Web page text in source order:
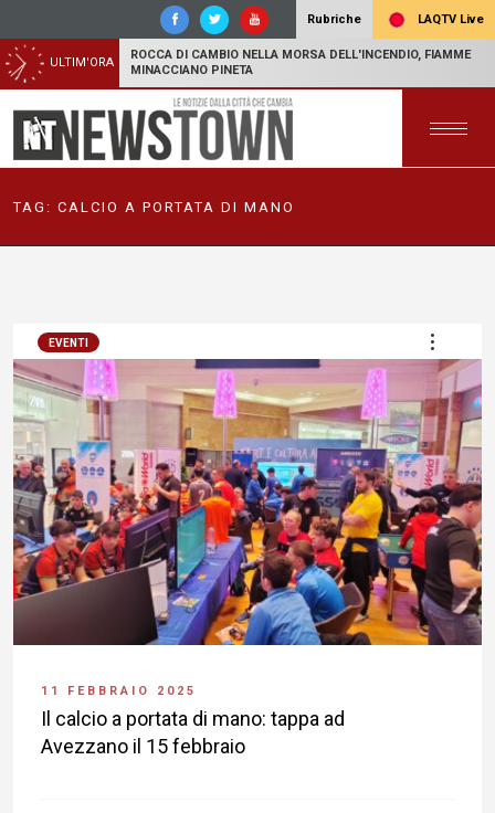
Rubriche LAQTV Live
ULTIM'ORA
ROCCA DI CAMBIO NELLA MORSA DELL'INCENDIO, FIAMME
MINACCIANO PINETA
TAG: CALCIO A PORTATA DI MANO
EVENTI
11 FEBBRAIO 2025
Il calcio a portata di mano: tappa ad
Avezzano il 15 febbraio